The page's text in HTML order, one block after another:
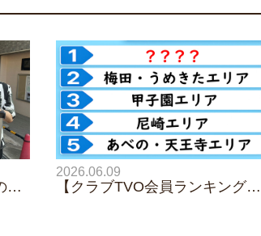
超
2026.06.09
【クラブTVO会員ランキング】